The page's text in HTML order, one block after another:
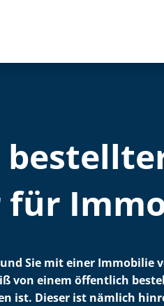
für
Sie mit einer Immobilie
von einem öffentlich
ist. Dieser ist nämlich